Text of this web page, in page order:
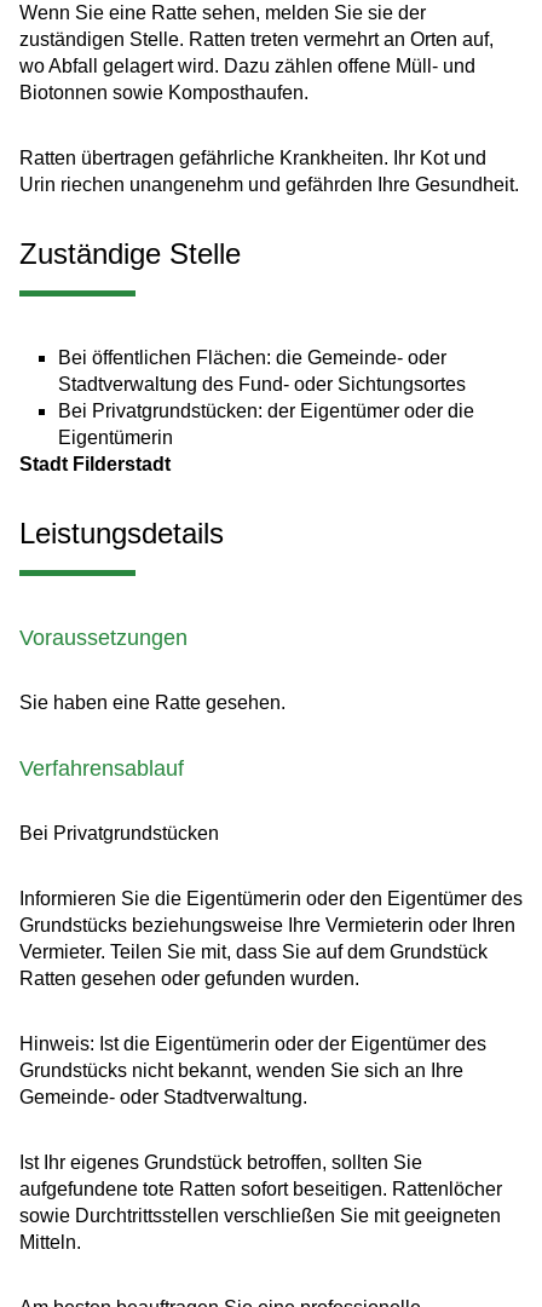
Wenn Sie eine Ratte sehen, melden Sie sie der
zuständigen Stelle. Ratten treten vermehrt an Orten auf,
wo Abfall gelagert wird. Dazu zählen offene Müll- und
Biotonnen sowie Komposthaufen.
Ratten übertragen gefährliche Krankheiten. Ihr Kot und
Urin riechen unangenehm und gefährden Ihre Gesundheit.
Zuständige Stelle
Bei öffentlichen Flächen: die Gemeinde- oder
Stadtverwaltung des Fund- oder Sichtungsortes
Bei Privatgrundstücken: der Eigentümer oder die
Eigentümerin
Stadt Filderstadt
Leistungsdetails
Voraussetzungen
Sie haben eine Ratte gesehen.
Verfahrensablauf
Bei Privatgrundstücken
Informieren Sie die Eigentümerin oder den Eigentümer des
Grundstücks beziehungsweise Ihre Vermieterin oder Ihren
Vermieter. Teilen Sie mit, dass Sie auf dem Grundstück
Ratten gesehen oder gefunden wurden.
Hinweis: Ist die Eigentümerin oder der Eigentümer des
Grundstücks nicht bekannt, wenden Sie sich an Ihre
Gemeinde- oder Stadtverwaltung.
Ist Ihr eigenes Grundstück betroffen, sollten Sie
aufgefundene tote Ratten sofort beseitigen. Rattenlöcher
sowie Durchtrittsstellen verschließen Sie mit geeigneten
Mitteln.